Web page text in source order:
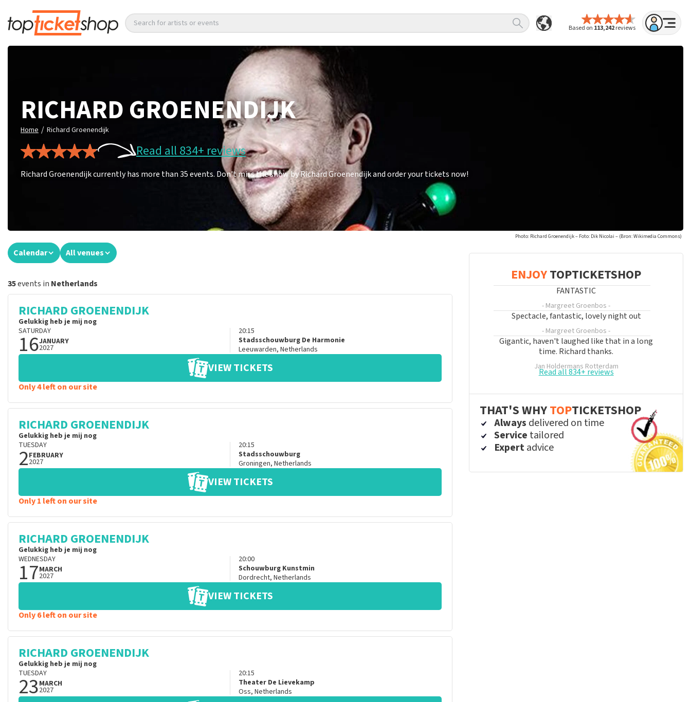
Based on 113,242reviews
Search for artists or events
RICHARD GROENENDIJK
Home / Richard Groenendijk
Read all 834+ reviews
Richard Groenendijk currently has more than 35 events. Don't miss the show by Richard Groenendijk and order your tickets now!
Photo: Richard Groenendijk – Foto: Dik Nicolai – (Bron: Wikimedia Commons)
Calendar All venues
35events in Netherlands
RICHARD GROENENDIJK
Gelukkig heb je mij nog
SATURDAY
16JANUARY
2027
20:15
Stadsschouwburg De Harmonie
Leeuwarden, Netherlands
VIEW TICKETS
Only 4 left on our site
RICHARD GROENENDIJK
Gelukkig heb je mij nog
TUESDAY
2FEBRUARY
2027
20:15
Stadsschouwburg
Groningen, Netherlands
VIEW TICKETS
Only 1 left on our site
RICHARD GROENENDIJK
Gelukkig heb je mij nog
WEDNESDAY
17MARCH
2027
20:00
Schouwburg Kunstmin
Dordrecht, Netherlands
VIEW TICKETS
Only 6 left on our site
RICHARD GROENENDIJK
Gelukkig heb je mij nog
TUESDAY
23MARCH
2027
20:15
Theater De Lievekamp
Oss, Netherlands
ENJOYTOPTICKETSHOP
FANTASTIC
- Margreet Groenbos -
Spectacle, fantastic, lovely night out
- Margreet Groenbos -
Gigantic, haven't laughed like that in a long
time. Richard thanks.
Jan Holdermans Rotterdam
Read all 834+ reviews
THAT'S WHYTOPTICKETSHOP
Always delivered on time
Service tailored
Expertadvice